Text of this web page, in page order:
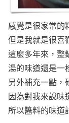
感覺是很家常的
但是我就是很喜
這麼多年來，整
湯的味道還是一
另外補充一點，
因為對我來說味
所以醬料的味道